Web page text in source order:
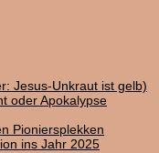
Jesus-Unkraut ist gelb)
oder Apokalypse
Pioniersplekken
ins Jahr 2025